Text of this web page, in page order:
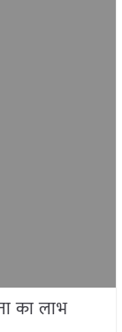
का लाभ